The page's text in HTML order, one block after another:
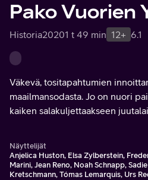
Pako Vuorien
Historia20201 t 49 min 12+ 6.1
Väkevä, tositapahtumien
maailmansodasta. Jo on nuori
kaiken salakuljettaakseen
Näyttelijät
Anjelica Huston, Elsa Zylberstein,
Marini, Jean Reno, Noah Schnapp,
Kretschmann, Tómas Lemarquis, Urs